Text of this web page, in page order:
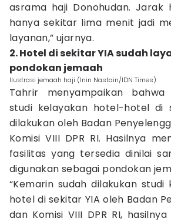
asrama haji Donohudan. Jarak
hanya sekitar lima menit jadi
layanan,” ujarnya.
2. Hotel di sekitar YIA sudah
pondokan jemaah
Ilustrasi jemaah haji (Inin Nastain/IDN Times)
Tahrir menyampaikan
studi kelayakan hotel-hotel di
dilakukan oleh Badan
Komisi VIII DPR RI. Hasilnya
fasilitas yang tersedia dinilai
digunakan sebagai pondokan
“Kemarin sudah dilakukan
hotel di sekitar YIA oleh Badan
dan Komisi VIII DPR RI,